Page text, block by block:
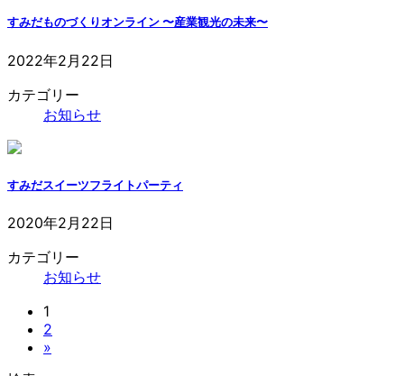
すみだものづくりオンライン 〜産業観光の未来〜
2022年2月22日
カテゴリー
お知らせ
すみだスイーツフライトパーティ
2020年2月22日
カテゴリー
お知らせ
稿
の
ペ
ー
ジ
送
固
定
ペ
1
固
定
2
»